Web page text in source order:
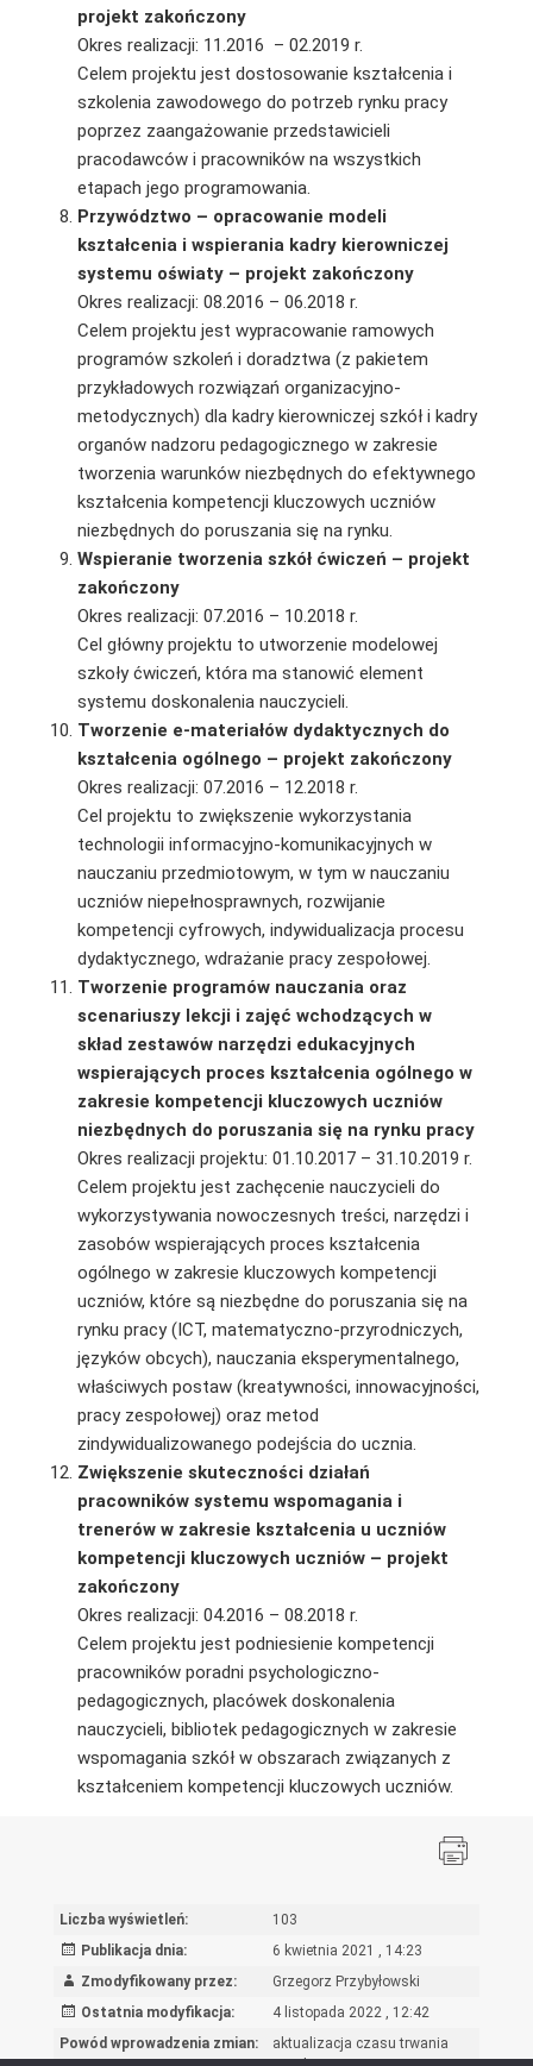
projekt zakończony
Okres realizacji: 11.2016 – 02.2019 r.
Celem projektu jest dostosowanie kształcenia i
szkolenia zawodowego do potrzeb rynku pracy
poprzez zaangażowanie przedstawicieli
pracodawców i pracowników na wszystkich
etapach jego programowania.
Przywództwo – opracowanie modeli
kształcenia i wspierania kadry kierowniczej
systemu oświaty – projekt zakończony
Okres realizacji: 08.2016 – 06.2018 r.
Celem projektu jest wypracowanie ramowych
programów szkoleń i doradztwa (z pakietem
przykładowych rozwiązań organizacyjno-
metodycznych) dla kadry kierowniczej szkół i kadry
organów nadzoru pedagogicznego w zakresie
tworzenia warunków niezbędnych do efektywnego
kształcenia kompetencji kluczowych uczniów
niezbędnych do poruszania się na rynku.
Wspieranie tworzenia szkół ćwiczeń – projekt
zakończony
Okres realizacji: 07.2016 – 10.2018 r.
Cel główny projektu to utworzenie modelowej
szkoły ćwiczeń, która ma stanowić element
systemu doskonalenia nauczycieli.
Tworzenie e-materiałów dydaktycznych do
kształcenia ogólnego – projekt zakończony
Okres realizacji: 07.2016 – 12.2018 r.
Cel projektu to zwiększenie wykorzystania
technologii informacyjno-komunikacyjnych w
nauczaniu przedmiotowym, w tym w nauczaniu
uczniów niepełnosprawnych, rozwijanie
kompetencji cyfrowych, indywidualizacja procesu
dydaktycznego, wdrażanie pracy zespołowej.
Tworzenie programów nauczania oraz
scenariuszy lekcji i zajęć wchodzących w
skład zestawów narzędzi edukacyjnych
wspierających proces kształcenia ogólnego w
zakresie kompetencji kluczowych uczniów
niezbędnych do poruszania się na rynku pracy
Okres realizacji projektu: 01.10.2017 – 31.10.2019 r.
Celem projektu jest zachęcenie nauczycieli do
wykorzystywania nowoczesnych treści, narzę­dzi i
zasobów wspierających proces kształcenia
ogólnego w zakresie kluczowych kompetencji
uczniów, które są niezbędne do poruszania się na
rynku pracy (ICT, matematyczno-przyrod­niczych,
języków obcych), nauczania eksperymentalnego,
właściwych postaw (kreatywności, innowacyjności,
pracy zespołowej) oraz metod
zindywidualizowanego podejścia do ucznia.
Zwiększenie skuteczności działań
pracowników systemu wspomagania i
trenerów w zakresie kształcenia u uczniów
kompetencji kluczowych uczniów – projekt
zakończony
Okres realizacji: 04.2016 – 08.2018 r.
Celem projektu jest podniesienie kompetencji
pracowników poradni psychologiczno-
pedagogicznych, placówek doskonalenia
nauczycieli, bibliotek pedagogicznych w zakresie
wspomagania szkół w obszarach związanych z
kształceniem kompetencji kluczowych uczniów.
Liczba wyświetleń:
103
Publikacja dnia:
6 kwietnia 2021 , 14:23
Zmodyfikowany przez:
Grzegorz Przybyłowski
Ostatnia modyfikacja:
4 listopada 2022 , 12:42
Powód wprowadzenia zmian:
aktualizacja czasu trwania